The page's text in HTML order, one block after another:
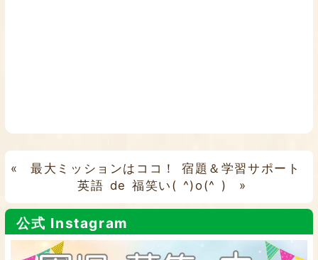
«
最大ミッションはココ！ 宿題＆学習サポート
英語 de 福笑い( ^)o(^ )
»
公式 Instagram